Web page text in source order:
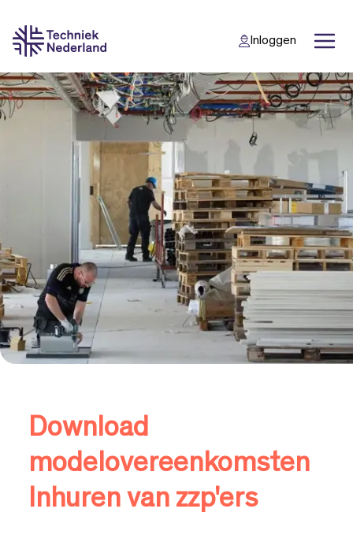
Inloggen
Download
modelovereenkomsten
Inhuren van zzp'ers